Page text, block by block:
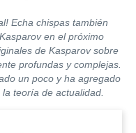
Echa chispas también
en el próximo
de Kasparov sobre
profundas y complejas.
un poco y ha agregado
teoría de actualidad.